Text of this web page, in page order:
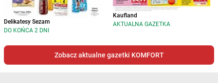
Delikatesy Sezam
DO KOŃCA 2 DNI
Kaufland
AKTUALNA GAZETKA
Zobacz aktualne gazetki KOMFORT